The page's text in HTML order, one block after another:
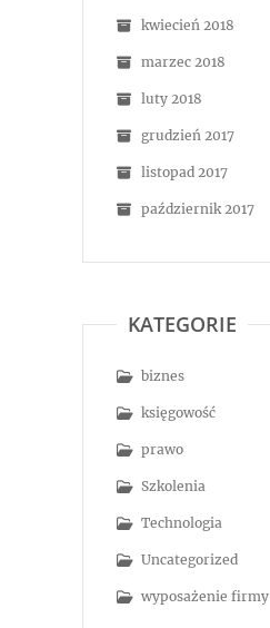
kwiecień 2018
marzec 2018
luty 2018
grudzień 2017
listopad 2017
październik 2017
KATEGORIE
biznes
księgowość
prawo
Szkolenia
Technologia
Uncategorized
wyposażenie firmy